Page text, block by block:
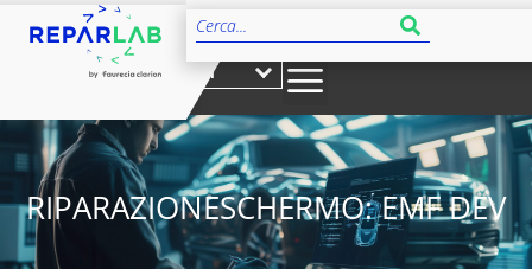
IT
RIPARAZIONESCHERMO: EMF DEV